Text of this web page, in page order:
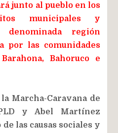
junto al pueblo en los
municipales y
región
por las comunidades
Bahoruco e
Marcha-Caravana de
y Abel Martínez
las causas sociales y